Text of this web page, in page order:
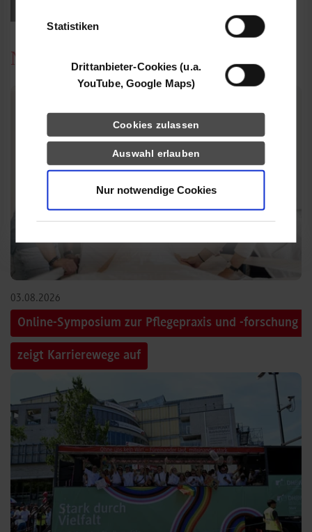
Statistiken
Drittanbieter-Cookies (u.a.
YouTube, Google Maps)
Cookies zulassen
Auswahl erlauben
Nur notwendige Cookies
News
03.08.2026
Online-Symposium zur Pflegepraxis und -forschung
zeigt Karrierewege auf